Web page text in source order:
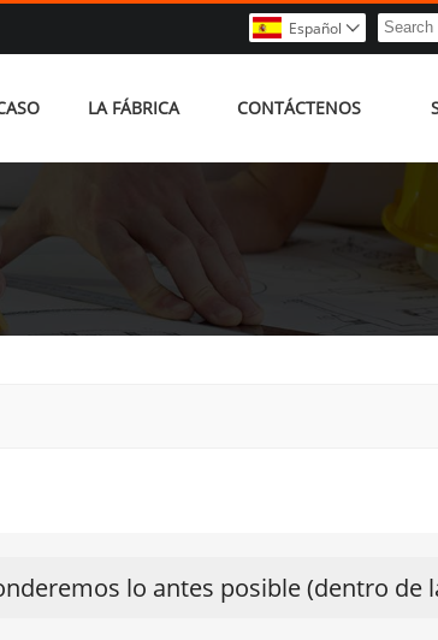
Español 
LA FÁBRICA CONTÁCTENOS
lo antes posible (dentro de